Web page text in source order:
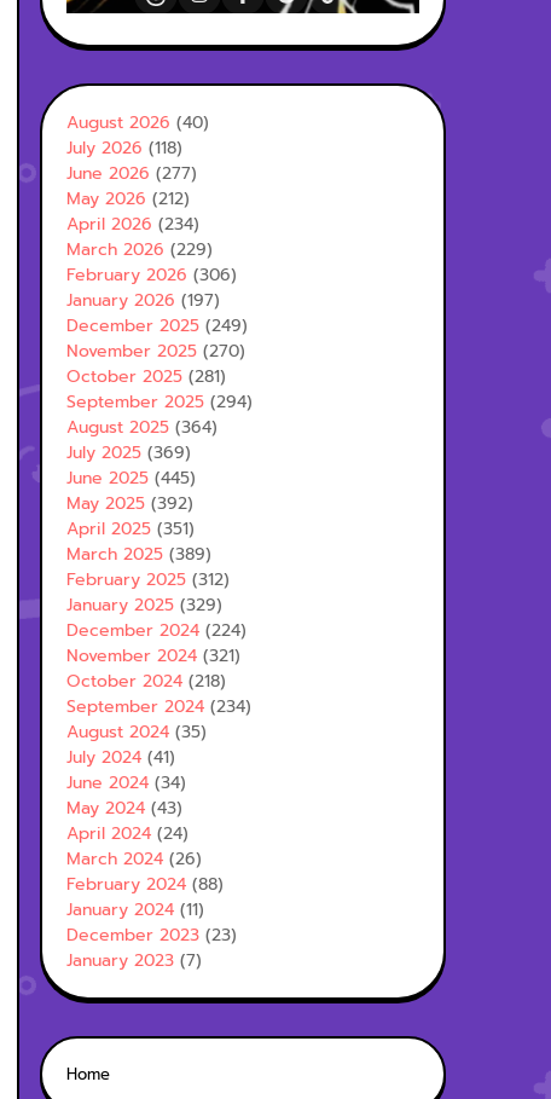
August 2026 (40)
July 2026 (118)
June 2026 (277)
May 2026 (212)
April 2026 (234)
March 2026 (229)
February 2026 (306)
January 2026 (197)
December 2025 (249)
November 2025 (270)
October 2025 (281)
September 2025 (294)
August 2025 (364)
July 2025 (369)
June 2025 (445)
May 2025 (392)
April 2025 (351)
March 2025 (389)
February 2025 (312)
January 2025 (329)
December 2024 (224)
November 2024 (321)
October 2024 (218)
September 2024 (234)
August 2024 (35)
July 2024 (41)
June 2024 (34)
May 2024 (43)
April 2024 (24)
March 2024 (26)
February 2024 (88)
January 2024 (11)
December 2023 (23)
January 2023 (7)
Home